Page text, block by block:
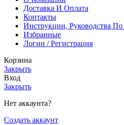
Доставка И Оплата
Контакты
Инструкции, Руководства
Избранные
Логин / Регистрация
Корзина
Закрыть
Вход
Закрыть
Нет аккаунта?
Создать аккаунт